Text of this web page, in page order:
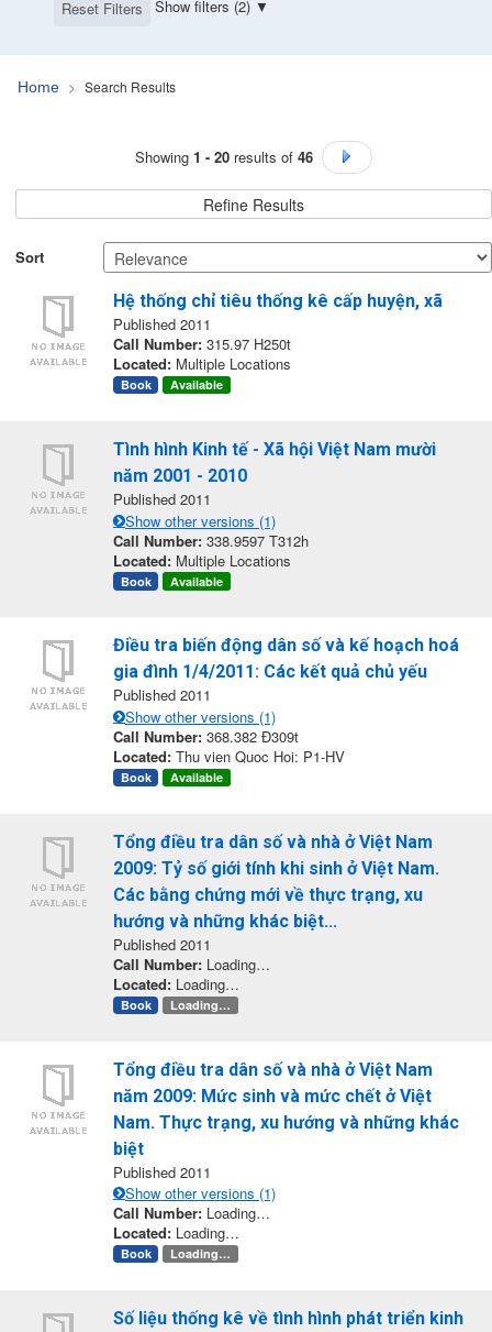
Reset Filters Show filters (2)
Home Search Results
Search Results
Showing1 - 20 results of46 Go to Next Page
Refine Results
Sort
Hệ thống chỉ tiêu thống kê cấp huyện, xã
Published 2011
Call Number: 315.97 H250t
Located: Multiple Locations
Book Available
Tình hình Kinh tế - Xã hội Việt Nam mười
năm 2001 - 2010
Published 2011
Show other versions (1)
Call Number: 338.9597 T312h
Located: Multiple Locations
Book Available
Điều tra biến động dân số và kế hoạch hoá
gia đình 1/4/2011: Các kết quả chủ yếu
Published 2011
Show other versions (1)
Call Number: 368.382 Đ309t
Located: Thu vien Quoc Hoi: P1-HV
Book Available
Tổng điều tra dân số và nhà ở Việt Nam
2009: Tỷ số giới tính khi sinh ở Việt Nam.
Các bằng chứng mới về thực trạng, xu
hướng và những khác biệt...
Published 2011
Call Number: Loading…
Located: Loading…
Book Loading…
Tổng điều tra dân số và nhà ở Việt Nam
năm 2009: Mức sinh và mức chết ở Việt
Nam. Thực trạng, xu hướng và những khác
biệt
Published 2011
Show other versions (1)
Call Number: Loading…
Located: Loading…
Book Loading…
Số liệu thống kê về tình hình phát triển kinh